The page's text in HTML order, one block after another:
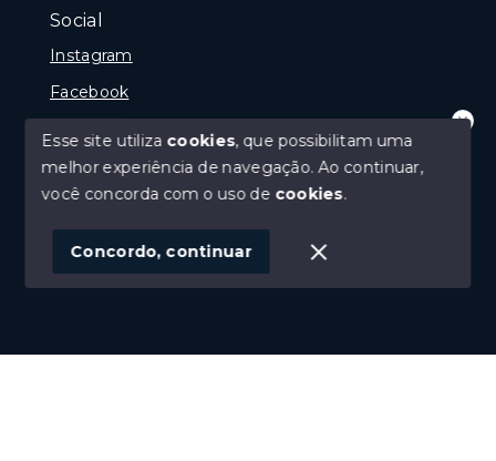
Social
Instagram
Facebook
SITE PARA IMOBILIARIA
Olá! que bom te ver por aqui!
precisando de ajuda ou buscando outro
tipo de imóvel, fale conosco!
Esse site utiliza cookies, que possibilitam uma
melhor experiência de navegação.Ao continuar,
você concorda com o uso de cookies.
Concordo, continuar